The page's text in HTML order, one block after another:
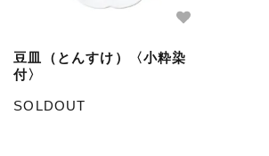
豆皿（とんすけ）〈小粋染
付〉
SOLDOUT